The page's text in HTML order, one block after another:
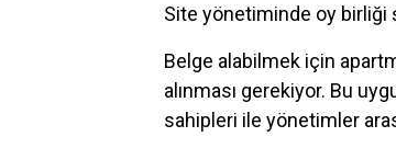
Site yönetiminde oy birliği
Belge alabilmek için
alınması gerekiyor. Bu
sahipleri ile yönetimler